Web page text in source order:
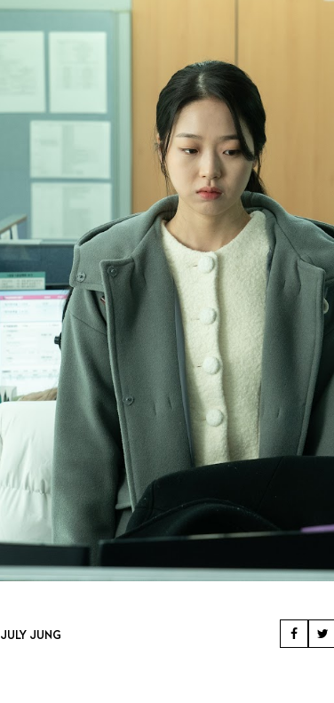
JULY JUNG